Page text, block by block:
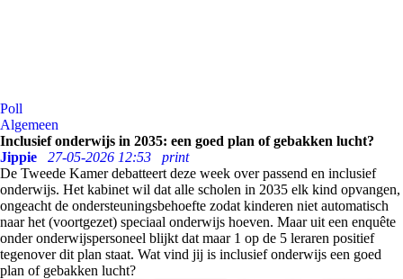
Poll
Algemeen
Inclusief onderwijs in 2035: een goed plan of gebakken lucht?
Jippie
27-05-2026 12:53
print
De Tweede Kamer debatteert deze week over passend en inclusief
onderwijs. Het kabinet wil dat alle scholen in 2035 elk kind opvangen,
ongeacht de ondersteuningsbehoefte zodat kinderen niet automatisch
naar het (voortgezet) speciaal onderwijs hoeven. Maar uit een enquête
onder onderwijspersoneel blijkt dat maar 1 op de 5 leraren positief
tegenover dit plan staat. Wat vind jij is inclusief onderwijs een goed
plan of gebakken lucht?